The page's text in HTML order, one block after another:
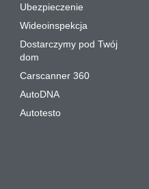
Ubezpieczenie
Wideoinspekcja
Dostarczymy pod Twój
dom
Carscanner 360
AutoDNA
Autotesto